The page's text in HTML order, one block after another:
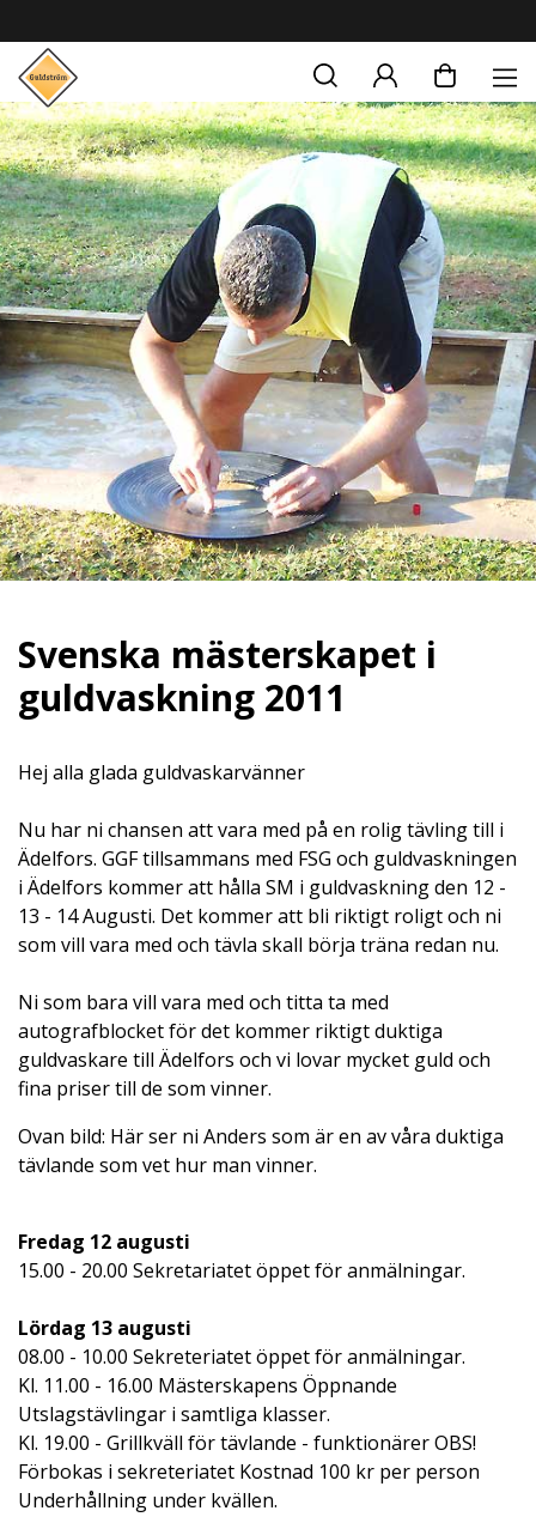
Svenska mästerskapet i
guldvaskning 2011
Hej alla glada guldvaskarvänner
Nu har ni chansen att vara med på en rolig tävling till i
Ädelfors. GGF tillsammans med FSG och guldvaskningen
i Ädelfors kommer att hålla SM i guldvaskning den 12 -
13 - 14 Augusti. Det kommer att bli riktigt roligt och ni
som vill vara med och tävla skall börja träna redan nu.
Ni som bara vill vara med och titta ta med
autografblocket för det kommer riktigt duktiga
guldvaskare till Ädelfors och vi lovar mycket guld och
fina priser till de som vinner.
Ovan bild: Här ser ni Anders som är en av våra duktiga
tävlande som vet hur man vinner.
Fredag 12 augusti
15.00 - 20.00 Sekretariatet öppet för anmälningar.
Lördag 13 augusti
08.00 - 10.00 Sekreteriatet öppet för anmälningar.
Kl. 11.00 - 16.00 Mästerskapens Öppnande
Utslagstävlingar i samtliga klasser.
Kl. 19.00 - Grillkväll för tävlande - funktionärer OBS!
Förbokas i sekreteriatet Kostnad 100 kr per person
Underhållning under kvällen.